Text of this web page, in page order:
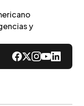
y